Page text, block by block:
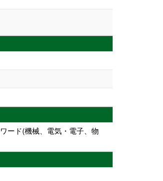
ード(機械、電気・電子、物